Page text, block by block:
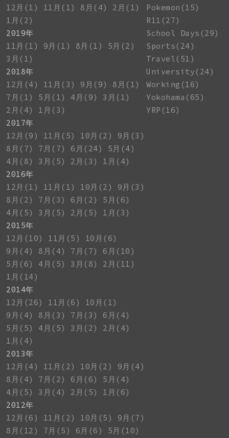
12月(1)
11月(1) 8月(4)
2月(1)
1月(2)
2019年
11月(1)
9月(1) 8月(1)
5月(2)
3月(1)
2018年
12月(4)
11月(3) 9月(9)
8月(1)
7月(1)
5月(1) 4月(9)
3月(1)
2月(4)
1月(3)
2017年
12月(9)
11月(5) 10月(2)
9月(3)
8月(7)
7月(7) 6月(24)
5月(4)
4月(8)
3月(5) 2月(3)
1月(4)
2016年
12月(1)
11月(1) 10月(2)
9月(3)
8月(2)
7月(3) 6月(2)
5月(6)
4月(5)
3月(5) 2月(5)
1月(3)
2015年
12月(10)
11月(5)
10月(6)
9月(4)
8月(4) 7月(7)
6月(10)
5月(6)
4月(5) 3月(8)
2月(11)
1月(14)
2014年
12月(26)
11月(6)
10月(1)
9月(4)
8月(3) 7月(3)
6月(4)
5月(5)
4月(5) 3月(2)
2月(4)
1月(4)
2013年
12月(4)
11月(2) 10月(2)
9月(4)
8月(4)
7月(2) 6月(6)
5月(4)
4月(5)
3月(4) 2月(5)
1月(6)
2012年
12月(6)
11月(2) 10月(5)
9月(7)
8月(12)
7月(5) 6月(6)
5月(10)
Pokemon(15)
R11(27)
School Days(29)
Sports(24)
Travel(51)
University(24)
Working(16)
Yokohama(65)
YRP(16)